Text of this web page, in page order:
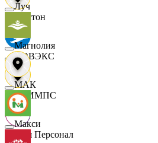
Мултон
НОВЭКС
ОЛИМПС
Ваш Персонал
Луч
Магнолия
МАК
Макси